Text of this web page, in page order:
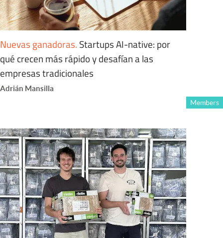
Nuevas ganadoras. Startups AI-native: por
qué crecen más rápido y desafían a las
empresas tradicionales
Adrián Mansilla
Members